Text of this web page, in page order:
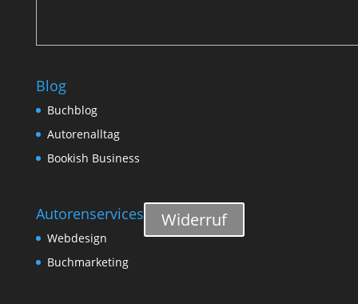
Blog
Buchblog
Autorenalltag
Bookish Business
Autorenservices
Webdesign
Buchmarketing
Widerruf